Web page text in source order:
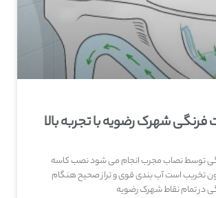
فرنگی شهرک رضویه با تجربه بالا
توسط نصاب مجرب انجام می شود نصب کاسه
تخریب است آب بندی قوی و تراز صحیح هنگام
در تمام نقاط شهرک رضویه